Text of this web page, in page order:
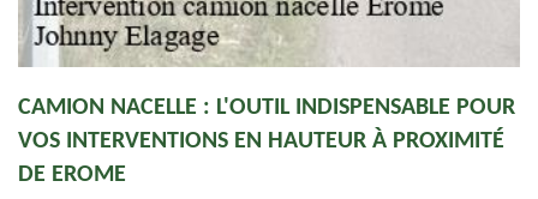
CAMION NACELLE : L'OUTIL INDISPENSABLE POUR
VOS INTERVENTIONS EN HAUTEUR À PROXIMITÉ
DE EROME